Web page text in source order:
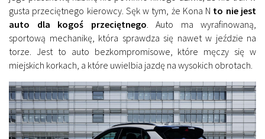
gusta przeciętnego kierowcy. Sęk w tym, że Kona N to nie jest
auto dla kogoś przeciętnego. Auto ma wyrafinowaną,
sportową mechanikę, która sprawdza się nawet w jeździe na
torze. Jest to auto bezkompromisowe, które męczy się w
miejskich korkach, a które uwielbia jazdę na wysokich obrotach.